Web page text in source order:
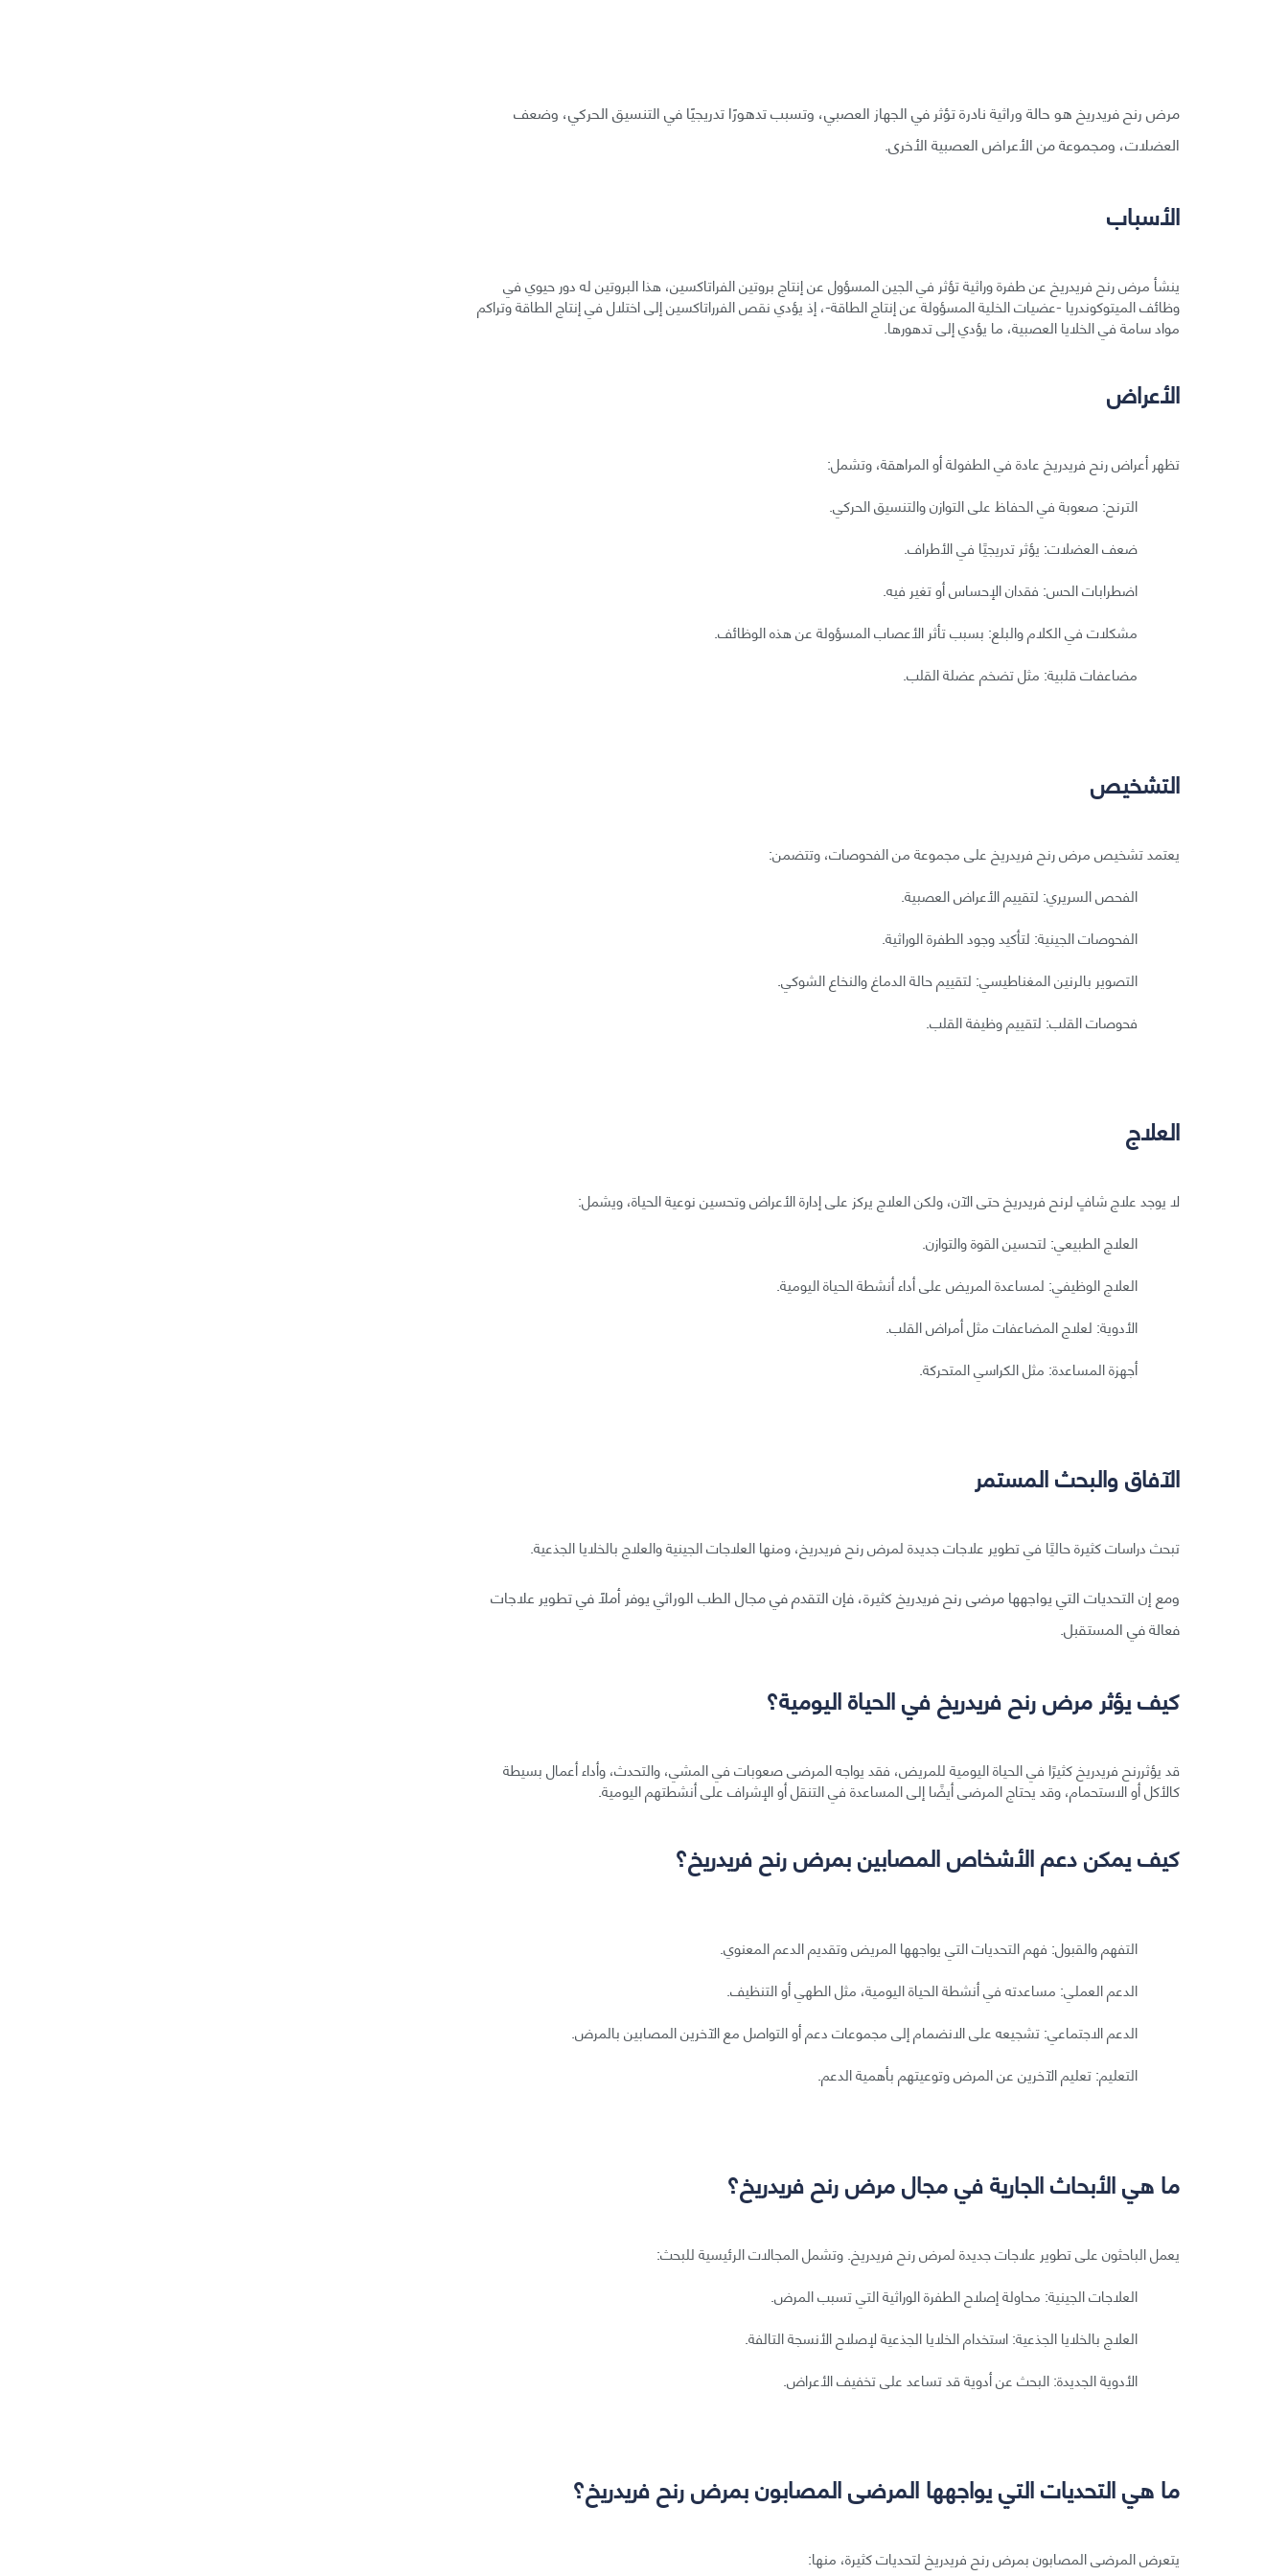
مرض رنح فريدريخ هو حالة وراثية نادرة تؤثر في الجهاز العصبي، وتسبب تدهورًا تدريجيًا في التنسيق الحركي، وضعف
العضلات، ومجموعة من الأعراض العصبية الأخرى.
الأسباب
ينشأ مرض رنح فريدريخ عن طفرة وراثية تؤثر في الجين المسؤول عن إنتاج بروتين الفراتاكسين، هذا البروتين له دور حيوي في
وظائف الميتوكوندريا -عضيات الخلية المسؤولة عن إنتاج الطاقة-، إذ يؤدي نقص الفرراتاكسين إلى اختلال في إنتاج الطاقة وتراكم
مواد سامة في الخلايا العصبية، ما يؤدي إلى تدهورها.
الأعراض
تظهر أعراض رنح فريدريخ عادة في الطفولة أو المراهقة، وتشمل:
الترنح: صعوبة في الحفاظ على التوازن والتنسيق الحركي.
ضعف العضلات: يؤثر تدريجيًا في الأطراف.
اضطرابات الحس: فقدان الإحساس أو تغير فيه.
مشكلات في الكلام والبلع: بسبب تأثر الأعصاب المسؤولة عن هذه الوظائف.
مضاعفات قلبية: مثل تضخم عضلة القلب.
التشخيص
يعتمد تشخيص مرض رنح فريدريخ على مجموعة من الفحوصات، وتتضمن:
الفحص السريري: لتقييم الأعراض العصبية.
الفحوصات الجينية: لتأكيد وجود الطفرة الوراثية.
التصوير بالرنين المغناطيسي: لتقييم حالة الدماغ والنخاع الشوكي.
فحوصات القلب: لتقييم وظيفة القلب.
العلاج
لا يوجد علاج شافٍ لرنح فريدريخ حتى الآن، ولكن العلاج يركز على إدارة الأعراض وتحسين نوعية الحياة، ويشمل:
العلاج الطبيعي: لتحسين القوة والتوازن.
العلاج الوظيفي: لمساعدة المريض على أداء أنشطة الحياة اليومية.
الأدوية: لعلاج المضاعفات مثل أمراض القلب.
أجهزة المساعدة: مثل الكراسي المتحركة.
الآفاق والبحث المستمر
تبحث دراسات كثيرة حاليًا في تطوير علاجات جديدة لمرض رنح فريدريخ، ومنها العلاجات الجينية والعلاج بالخلايا الجذعية.
ومع إن التحديات التي يواجهها مرضى رنح فريدريخ كثيرة، فإن التقدم في مجال الطب الوراثي يوفر أملًا في تطوير علاجات
فعالة في المستقبل.
كيف يؤثر مرض رنح فريدريخ في الحياة اليومية؟
قد يؤثررنح فريدريخ كثيرًا في الحياة اليومية للمريض، فقد يواجه المرضى صعوبات في المشي، والتحدث، وأداء أعمال بسيطة
كالأكل أو الاستحمام، وقد يحتاج المرضى أيضًا إلى المساعدة في التنقل أو الإشراف على أنشطتهم اليومية.
كيف يمكن دعم الأشخاص المصابين بمرض رنح فريدريخ؟
التفهم والقبول: فهم التحديات التي يواجهها المريض وتقديم الدعم المعنوي.
الدعم العملي: مساعدته في أنشطة الحياة اليومية، مثل الطهي أو التنظيف.
الدعم الاجتماعي: تشجيعه على الانضمام إلى مجموعات دعم أو التواصل مع الآخرين المصابين بالمرض.
التعليم: تعليم الآخرين عن المرض وتوعيتهم بأهمية الدعم.
ما هي الأبحاث الجارية في مجال مرض رنح فريدريخ؟
يعمل الباحثون على تطوير علاجات جديدة لمرض رنح فريدريخ. وتشمل المجالات الرئيسية للبحث:
العلاجات الجينية: محاولة إصلاح الطفرة الوراثية التي تسبب المرض.
العلاج بالخلايا الجذعية: استخدام الخلايا الجذعية لإصلاح الأنسجة التالفة.
الأدوية الجديدة: البحث عن أدوية قد تساعد على تخفيف الأعراض.
ما هي التحديات التي يواجهها المرضى المصابون بمرض رنح فريدريخ؟
يتعرض المرضى المصابون بمرض رنح فريدريخ لتحديات كثيرة، منها: